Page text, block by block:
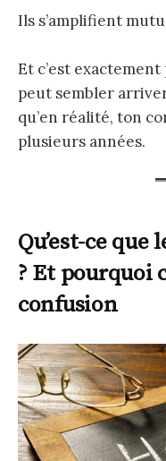
Ils s’amplifient
Et c’est
peut sembler
qu’en réalité, ton
plusieurs années.
Qu’est-ce
? Et pourquoi
confusion